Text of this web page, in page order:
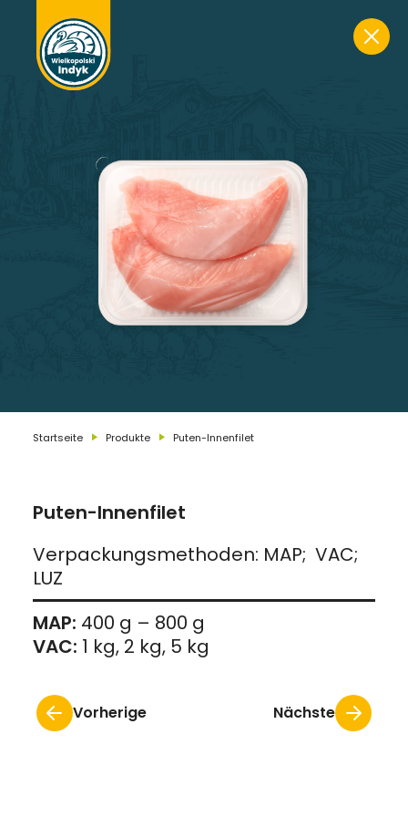
Startseite Produkte Puten-Innenfilet
Puten-Innenfilet
Verpackungsmethoden: MAP; VAC;
LUZ
MAP: 400 g – 800 g
VAC: 1 kg, 2 kg, 5 kg
Vorherige Nächste